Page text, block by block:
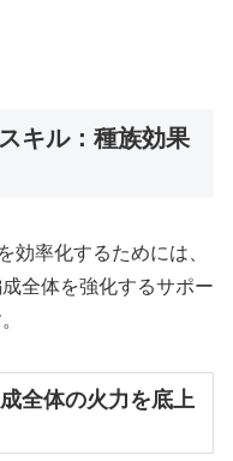
キル：種族効果
効率化するためには、
全体を強化するサポー
全体の火力を底上